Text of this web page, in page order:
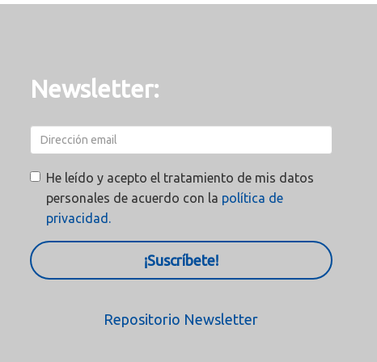
Newsletter:
He leído y acepto el tratamiento de mis datos
personales de acuerdo con la política de
privacidad.
¡Suscríbete!
Repositorio Newsletter